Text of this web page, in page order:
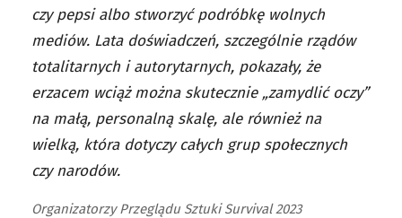
czy pepsi albo stworzyć podróbkę wolnych
mediów. Lata doświadczeń, szczególnie rządów
totalitarnych i autorytarnych, pokazały, że
erzacem wciąż można skutecznie „zamydlić oczy”
na małą, personalną skalę, ale również na
wielką, która dotyczy całych grup społecznych
czy narodów.
Organizatorzy Przeglądu Sztuki Survival 2023